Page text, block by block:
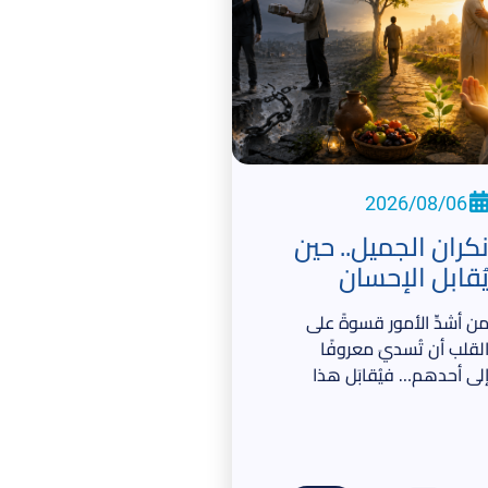
2026/08/06
نكران الجميل.. حين
يُقابل الإحسان
بالجحود!
من أشدِّ الأمور قسوةً على
القلب أن تُسديَ معروفًا
إلى أحدهم… فيُقابَل هذا